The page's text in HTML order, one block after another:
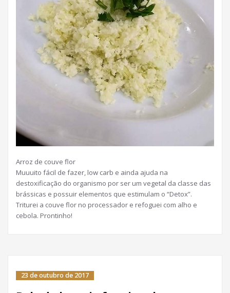
Arroz de couve flor
Muuuito fácil de fazer, low carb e ainda ajuda na
destoxificação do organismo por ser um vegetal da classe das
brássicas e possuir elementos que estimulam o “Detox”.
Triturei a couve flor no processador e refoguei com alho e
cebola. Prontinho!
23 de outubro de 2017